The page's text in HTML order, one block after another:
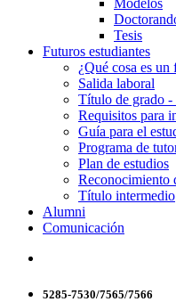
Tesis
Futuros estudiantes
¿Qué cosa es un
Salida laboral
Título de grado -
Requisitos para
Guía para el
Programa de
Plan de estudios
Reconocimiento
Título intermedio
Alumni
Comunicación
5285-7530/7565/7566